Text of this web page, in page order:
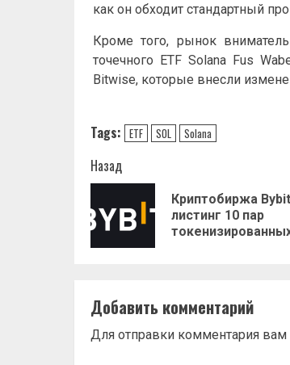
как он обходит стандартный
Кроме того, рынок
точечного ETF SolanaFus
Bitwise, которые внесли
Tags: ETF SOL Solana
Навигация
записи
Назад
Криптобиржа
листинг 10 пар
Добавить комментарий
Для отправки комментария